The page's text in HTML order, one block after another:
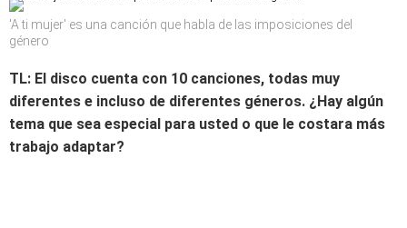
'A ti mujer' es una canción que habla de las imposiciones del
género
TL: El disco cuenta con 10 canciones, todas muy
diferentes e incluso de diferentes géneros. ¿Hay algún
tema que sea especial para usted o que le costara más
trabajo adaptar?